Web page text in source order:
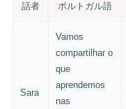
話者 ポルトガル語
Sara
Vamos
compartilhar o
que
aprendemos
nas